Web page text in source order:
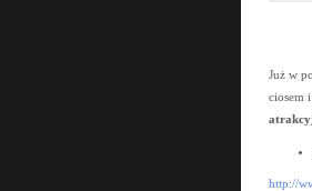
Już w
ciosem
http://